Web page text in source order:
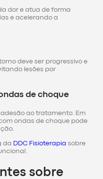
dor e atua de forma
e acelerando a
deve ser progressivo e
lesões por
de choque
ao tratamento. Em
ondas de choque pode
da DDC Fisioterapia sobre
sobre